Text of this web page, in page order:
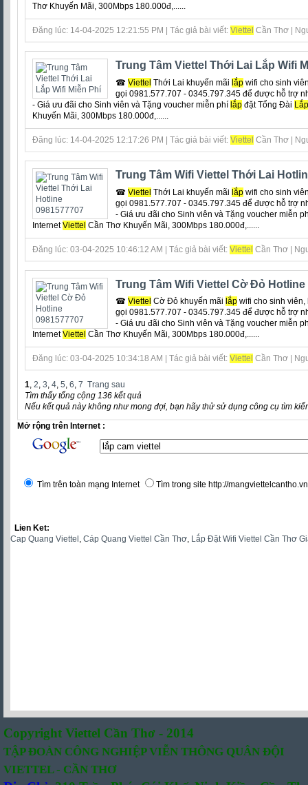
Thơ Khuyến Mãi, 300Mbps 180.000đ,......
Đăng lúc: 14-04-2025 12:21:55 PM | Tác giả bài viết: Viettel Cần Thơ |
Trung Tâm Viettel Thới Lai Lắp Wifi
☎ Viettel Thới Lai khuyến mãi lắpwifi cho sinh
gọi 0981.577.707 - 0345.797.345 để được hỗ trợ
- Giá ưu đãi cho Sinh viên và Tặng voucher miễn phí lắp đặt Tổng Đài Lắp
Khuyến Mãi, 300Mbps 180.000đ,......
Đăng lúc: 14-04-2025 12:17:26 PM | Tác giả bài viết: Viettel Cần Thơ |
Trung Tâm Wifi Viettel Thới Lai
☎ Viettel Thới Lai khuyến mãi lắpwifi cho sinh
gọi 0981.577.707 - 0345.797.345 để được hỗ trợ
- Giá ưu đãi cho Sinh viên và Tặng voucher miễn
InternetViettel Cần Thơ Khuyến Mãi, 300Mbps 180.000đ,......
Đăng lúc: 03-04-2025 10:46:12 AM | Tác giả bài viết: Viettel Cần Thơ |
Trung Tâm Wifi Viettel Cờ Đỏ Hotline
☎ Viettel Cờ Đỏ khuyến mãi lắpwifi cho sinh viên,
gọi 0981.577.707 - 0345.797.345 để được hỗ trợ
- Giá ưu đãi cho Sinh viên và Tặng voucher miễn
InternetViettel Cần Thơ Khuyến Mãi, 300Mbps 180.000đ,......
Đăng lúc: 03-04-2025 10:34:18 AM | Tác giả bài viết: Viettel Cần Thơ |
1, 2, 3, 4, 5, 6, 7 Trang sau
Tìm thấy tổng cộng 136 kết quả
Nếu kết quả này không như mong đợi, bạn hãy thử sử dụng công cụ tìm
Mở rộng trên Internet :
Tìm trên toàn mạng Internet Tìm trong site http://mangviettelcantho.vn
Lien Ket:
Cap Quang Viettel , Cáp Quang Viettel Cần Thơ, Lắp Đặt Wifi Viettel Cần Thơ
Copyright Viettel Cần Thơ - 2014
TẬP ĐOÀN CÔNG NGHIỆP VIỄN THÔNG QUÂN ĐỘI
VIETTEL - CẦN THƠ